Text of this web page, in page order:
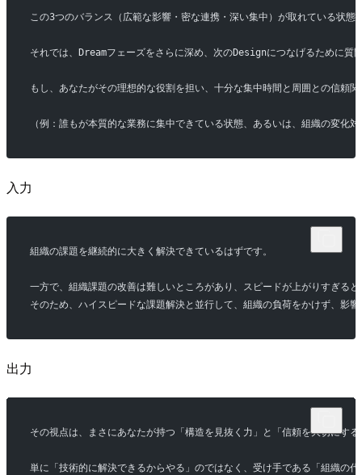
この3つのバランス（広範な影響・密な連携・深い集中）が取れている状
それでは、Dreamフェーズをさらに深め、次のDesignにつなげるために質
もし、あなたがその理想的な役割を担い、十分な集中時間と周囲との信頼
（例：誰もが本質的な業務に集中できている状態、あるいは、組織の変化
入力
組織の課題を継続的に大きく解決できているはずです。
一方で、組織課題の改善は難しいところがあり、スピードが上がりすぎる
そのため、ハイスピードな課題解決と並行して、組織の負荷をかけず、影
出力
その視点は、まさにあなたが持つ「構造を見抜く力」と「信頼を大切にす
単に「技術的に解決できるからやる」のではなく、受け手である「組織の